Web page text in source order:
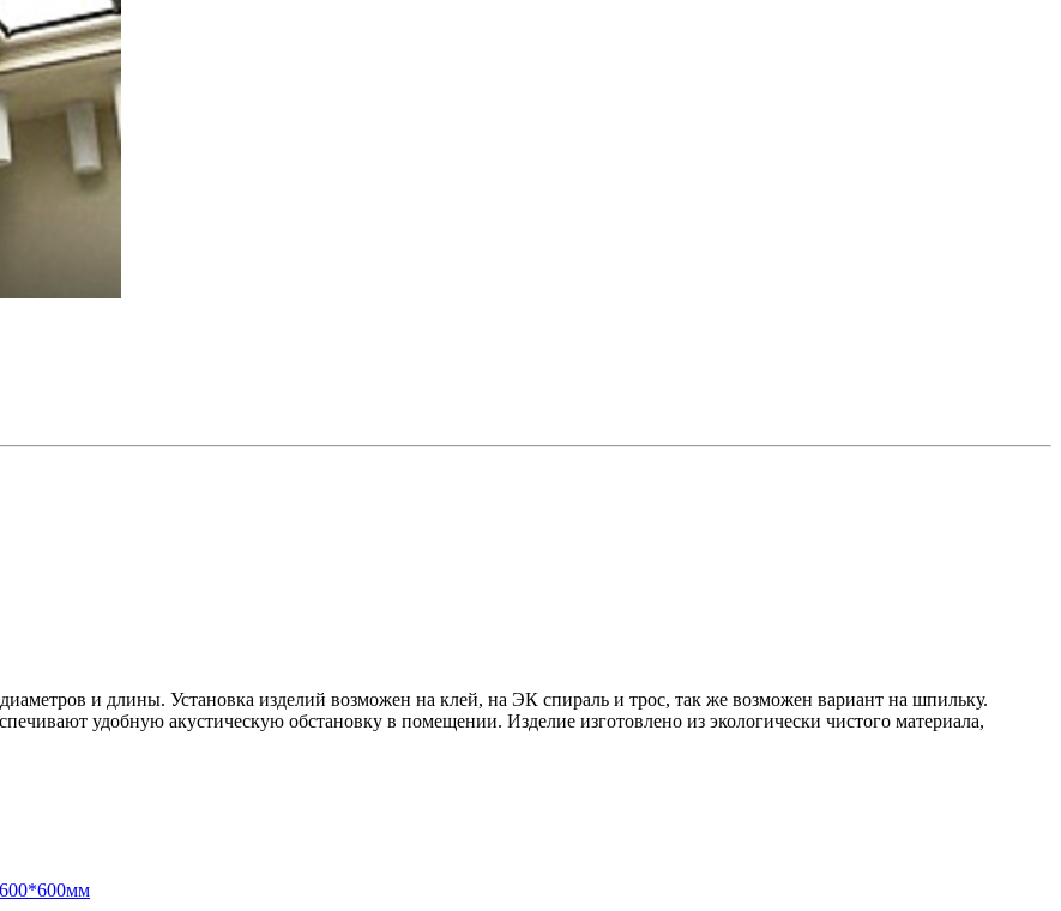
и длины. Установка изделий возможен на клей, на ЭК спираль и трос, так же возможен вариант на шпильку.
удобную акустическую обстановку в помещении. Изделие изготовлено из экологически чистого материала,